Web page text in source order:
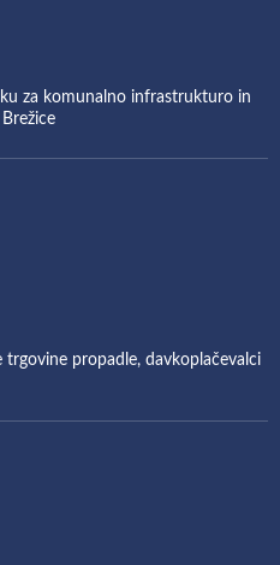
za komunalno infrastrukturo in
propadle, davkoplačevalci